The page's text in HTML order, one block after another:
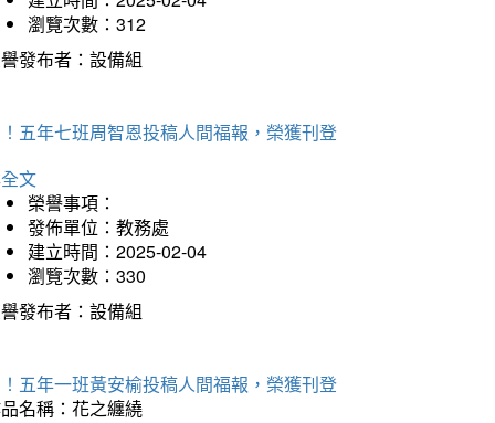
瀏覽次數：312
發布者：設備組
五年七班周智恩投稿人間福報，榮獲刊登
文
榮譽事項：
發佈單位：教務處
建立時間：2025-02-04
瀏覽次數：330
發布者：設備組
五年一班黃安榆投稿人間福報，榮獲刊登
名稱：花之纏繞